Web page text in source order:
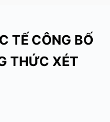
TẾ CÔNG BỐ
THỨC XÉT